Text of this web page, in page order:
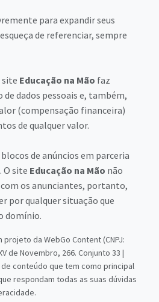
para expandir seus
de referenciar, sempre
site Educação na Mão faz
dados pessoais e, também,
(compensação financeira)
de qualquer valor.
de anúncios em parceria
O site Educação na Mão não
os anunciantes, portanto,
por qualquer situação que
domínio.
projeto da WebGo Content (CNPJ:
de Novembro, 266. Conjunto 33 |
de conteúdo que tem como principal
respondam todas as suas dúvidas